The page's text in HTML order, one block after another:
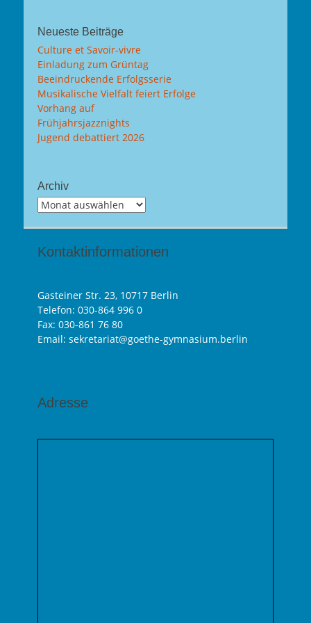
Neueste Beiträge
Culture et Savoir-vivre
Einladung zum Grüntag
Beeindruckende Erfolgsserie
Musikalische Vielfalt feiert Erfolge
Vorhang auf
Frühjahrsjazznights
Jugend debattiert 2026
Archiv
Archiv
Kontaktinformationen
Gasteiner Str. 23, 10717 Berlin
Telefon: 030-864 996 0
Fax: 030-861 76 80
Email: sekretariat@goethe-gymnasium.berlin
Adresse